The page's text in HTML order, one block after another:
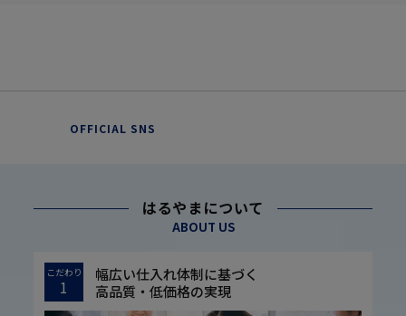
OFFICIAL SNS
はるやまについて
ABOUT US
こだわり
1
幅広い仕入れ体制に基づく
高品質・低価格の実現